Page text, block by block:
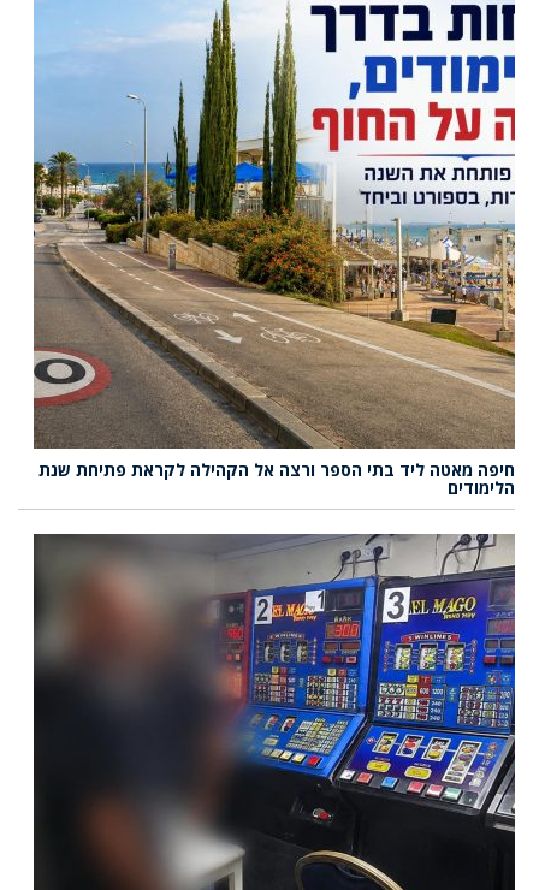
חיפה מאטה ליד בתי הספר ורצה אל הקהילה לקראת פתיחת שנת
הלימודים